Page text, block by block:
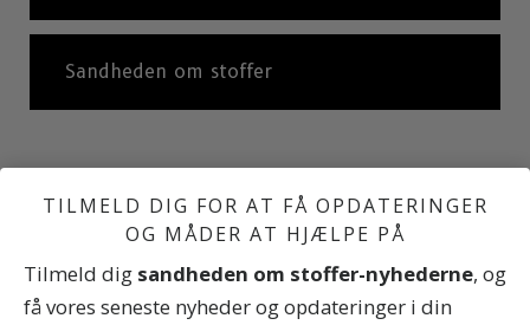
Sandheden om stoffer
ENGAGÉR DIG
TILMELD DIG FOR AT FÅ OPDATERINGER
OG MÅDER AT HJÆLPE PÅ
Tilmeld dig sandheden om stoffer-nyhederne, og
få vores seneste nyheder og opdateringer i din